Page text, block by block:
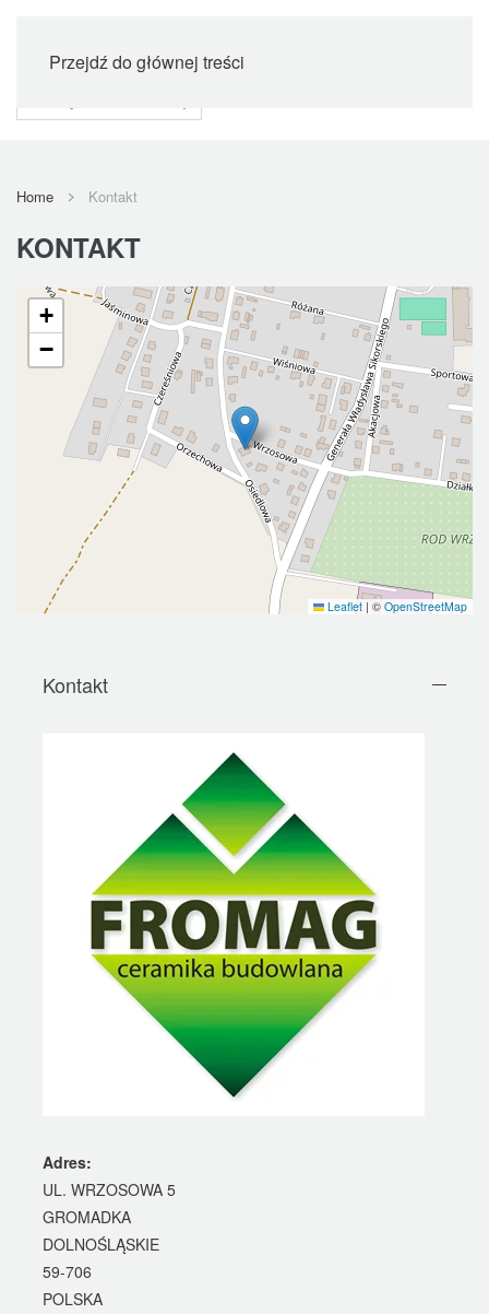
Przejdź do głównej treści
Home Kontakt
KONTAKT
+
−
Leaflet | © OpenStreetMap
Kontakt
Adres:
UL. WRZOSOWA 5
GROMADKA
DOLNOŚLĄSKIE
59-706
POLSKA